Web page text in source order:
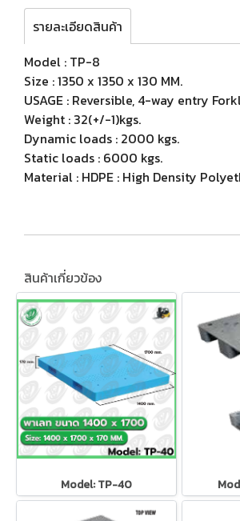
รายละเอียดสินค้า
Model : TP-8
Size : 1350 x 1350 x 130 MM.
USAGE : Reversible, 4-way entry
Weight : 32(+/-1)kgs.
Dynamic loads : 2000 kgs.
Static loads : 6000 kgs.
Material : HDPE : High Density
สินค้าเกี่ยวข้อง
Model: TP-40